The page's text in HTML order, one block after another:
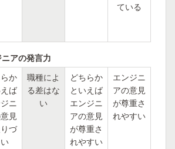
ている
アの発言力
か
ば
ニ
見
づ
職種によ
る差はな
い
どちらか
といえば
エンジニ
アの意見
が尊重さ
れやすい
エンジニ
アの意見
が尊重さ
れやすい